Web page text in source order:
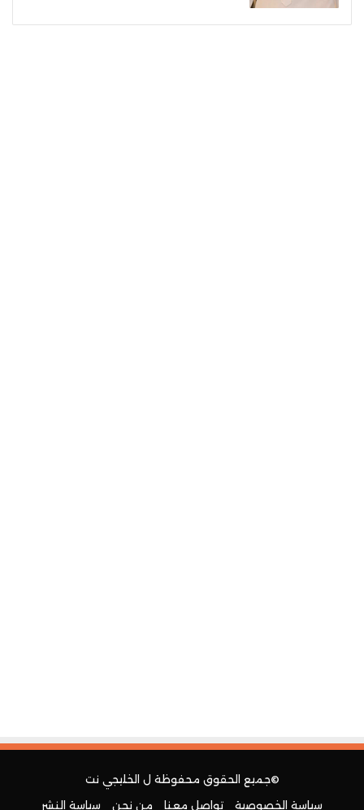
©جميع الحقوق محفوظة ل الخليجي نت
سياسة الخصوصية
تواصل معنا من نحن سياسة النشر